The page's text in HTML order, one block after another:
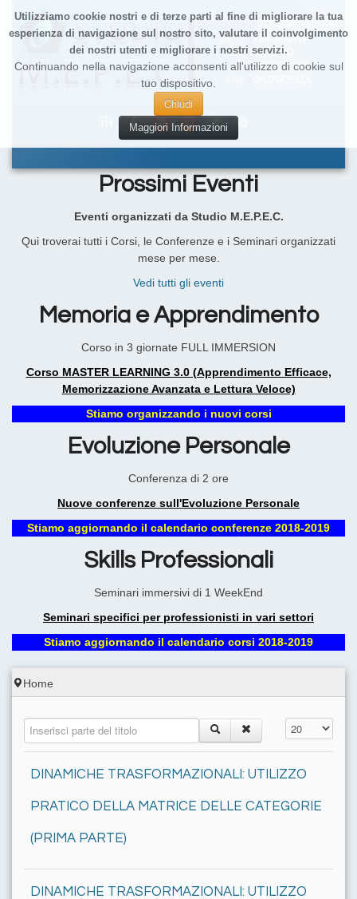
Utilizziamo cookie nostri e di terze parti al fine di migliorare la tua
esperienza di navigazione sul nostro sito, valutare il coinvolgimento
dei nostri utenti e migliorare i nostri servizi.
Continuando nella navigazione acconsenti all'utilizzo di cookie sul
tuo dispositivo.
Chiudi
Maggiori Informazioni
Prossimi Eventi
Eventi organizzati da Studio M.E.P.E.C.
Qui troverai tutti i Corsi, le Conferenze e i Seminari organizzati
mese per mese.
Vedi tutti gli eventi
Memoria e Apprendimento
Corso in 3 giornate FULL IMMERSION
Corso MASTER LEARNING 3.0 (Apprendimento Efficace,
Memorizzazione Avanzata e Lettura Veloce)
Stiamo organizzando i nuovi corsi
Evoluzione Personale
Conferenza di 2 ore
Nuove conferenze sull'Evoluzione Personale
Stiamo aggiornando il calendario conferenze 2018-2019
Skills Professionali
Seminari immersivi di 1 WeekEnd
Seminari specifici per professionisti in vari settori
Stiamo aggiornando il calendario corsi 2018-2019
Home
Inserisci parte del titolo Visualizza n.
DINAMICHE TRASFORMAZIONALI: UTILIZZO
PRATICO DELLA MATRICE DELLE CATEGORIE
(PRIMA PARTE)
DINAMICHE TRASFORMAZIONALI: UTILIZZO